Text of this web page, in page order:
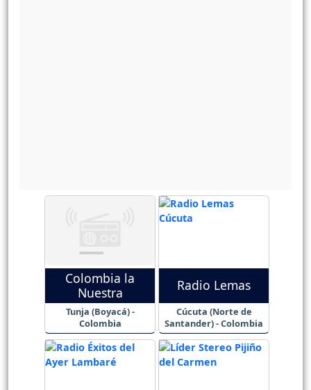
Colombia la
Nuestra
Tunja (Boyacá) -
Colombia
Radio Lemas
Cúcuta (Norte de
Santander) - Colombia